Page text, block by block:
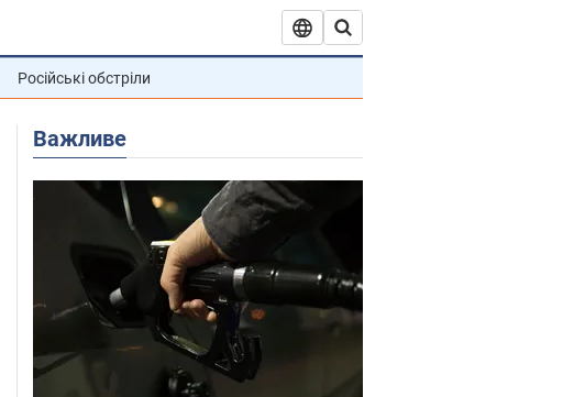
Російські обстріли
Важливе